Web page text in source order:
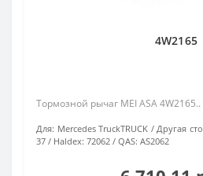
4W2165
Тормозной рычаг MEI ASA 4W2165..
Для: Mercedes TruckTRUCK Другая
37
Haldex: 72062 QAS: AS2062